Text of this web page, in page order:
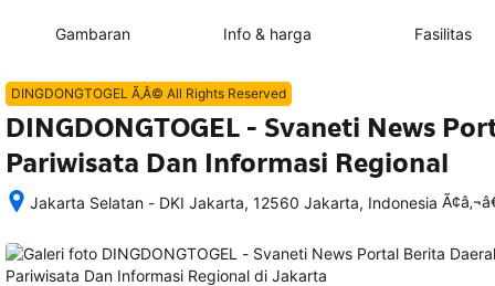
Gambaran Info & harga Fasilitas
DINGDONGTOGEL Ã‚Â© All Rights Reserved
DINGDONGTOGEL - Svaneti News
Pariwisata Dan Informasi Regional
Jakarta Selatan - DKI Jakarta, 12560 Jakarta, Indonesia
memesan,
semua